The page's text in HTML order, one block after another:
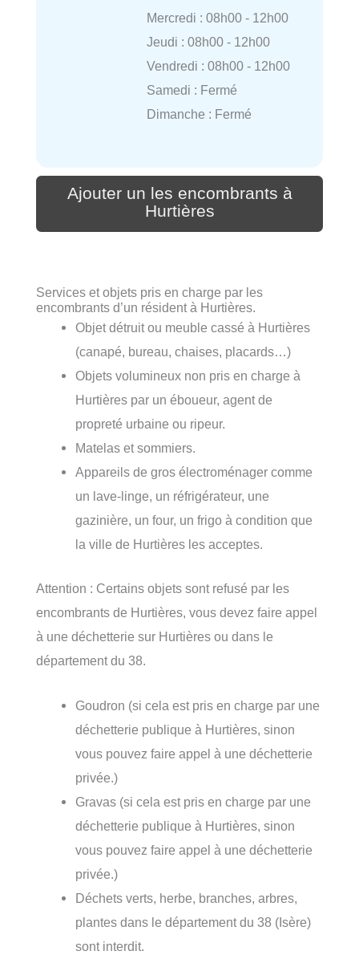
Mercredi : 08h00 - 12h00
Jeudi : 08h00 - 12h00
Vendredi : 08h00 - 12h00
Samedi : Fermé
Dimanche : Fermé
Ajouter un les encombrants à
Hurtières
Services et objets pris en charge par les
encombrants d’un résident à Hurtières.
Objet détruit ou meuble cassé à Hurtières
(canapé, bureau, chaises, placards…)
Objets volumineux non pris en charge à
Hurtières par un éboueur, agent de
propreté urbaine ou ripeur.
Matelas et sommiers.
Appareils de gros électroménager comme
un lave-linge, un réfrigérateur, une
gazinière, un four, un frigo à condition que
la ville de Hurtières les acceptes.
Attention : Certains objets sont refusé par les
encombrants de Hurtières, vous devez faire appel
à une déchetterie sur Hurtières ou dans le
département du 38.
Goudron (si cela est pris en charge par une
déchetterie publique à Hurtières, sinon
vous pouvez faire appel à une déchetterie
privée.)
Gravas (si cela est pris en charge par une
déchetterie publique à Hurtières, sinon
vous pouvez faire appel à une déchetterie
privée.)
Déchets verts, herbe, branches, arbres,
plantes dans le département du 38 (Isère)
sont interdit.